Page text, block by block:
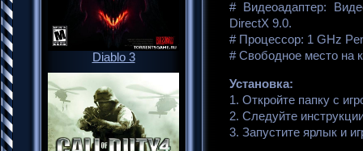
Diablo 3
# Видеоадаптер:
DirectX 9.0.
# Процессор: 1 GHz
# Свободное место на
Установка:
1. Откройте папку с
2. Следуйте
3. Запустите ярлык и